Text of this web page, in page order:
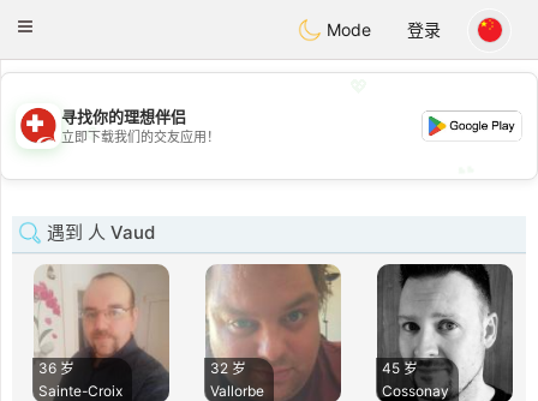
Suissi
Toggle
Mode 登录
💖
💕
寻找你的理想伴侣
立即下载我们的交友应用！
遇到 人 Vaud
36 岁
Sainte-Croix
32 岁
Vallorbe
45 岁
Cossonay